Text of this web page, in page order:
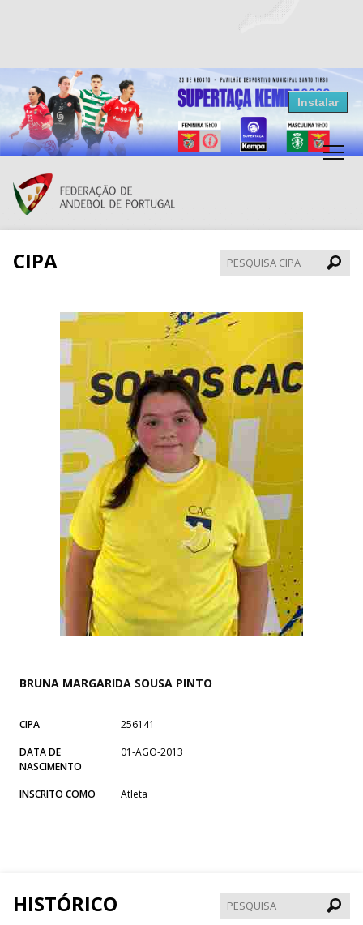
Resultados Andebol
Federação de Andebol de Portugal
Grátis - Disponivel na Play Store
Instalar
CIPA
CIPA
BRUNA MARGARIDA SOUSA PINTO
CIPA
256141
DATA DE
NASCIMENTO
01-AGO-2013
INSCRITO COMO Atleta
HISTÓRICO